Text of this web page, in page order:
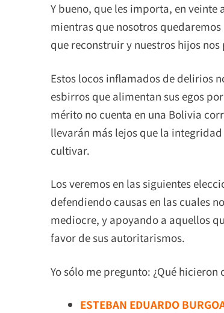
Y bueno, que les importa, en veinte
mientras que nosotros
que reconstruir y nuestros hijos
Estos locos inflamados de delirios
esbirros que alimentan sus egos
mérito no cuenta en una Bolivia
llevarán más lejos que la
cultivar.
Los veremos en las siguientes
defendiendo causas en las cuales
mediocre, y apoyando a aquellos
favor de sus autoritarismos.
Yo sólo me pregunto: ¿Qué hicieron
ESTEBAN EDUARDO